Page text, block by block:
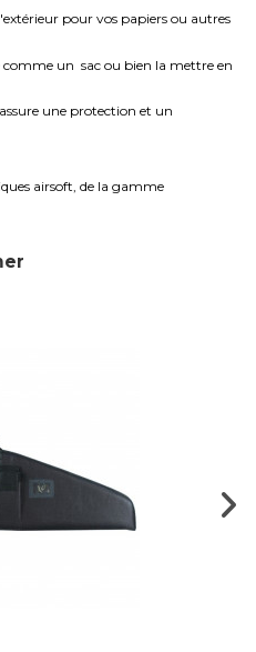
pour vos papiers ou autres
un sac ou bien la mettre en
une protection et un
airsoft, de la gamme